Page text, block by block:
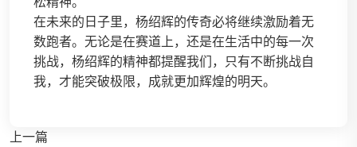
在未来的日子里，杨绍辉的传奇必将继续激励着无
数跑者。无论是在赛道上，还是在生活中的每一次
挑战，杨绍辉的精神都提醒我们，只有不断挑战自
我，才能突破极限，成就更加辉煌的明天。
上一篇